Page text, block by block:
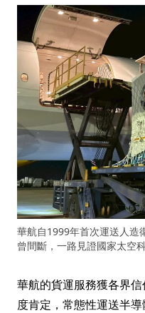
華航自1999年首次運送人造
曾間斷，一路見證國家太空
華航的貨運服務獲各界
度肯定，常態性運送半